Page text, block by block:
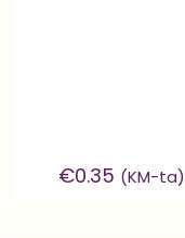
€0.35 (KM-ta)